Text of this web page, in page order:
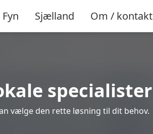
Fyn Sjælland Om / kontakt
specialister
vælge den rette løsning til dit behov.